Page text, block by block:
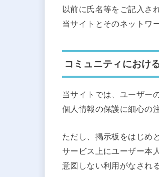
以前に氏名等をご記入さ
当サイトとそのネットワ
コミュニティにおけ
当サイトでは、ユーザー
個人情報の保護に細心の
ただし、掲示板をはじめ
サービス上にユーザー本
意図しない利用がなされ